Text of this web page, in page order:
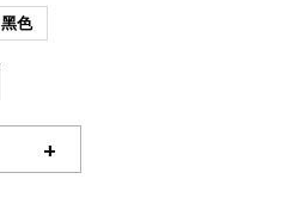
黑色
+